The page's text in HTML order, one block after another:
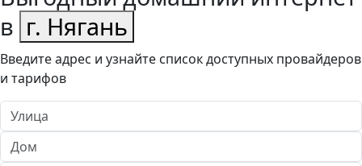
в г. Нягань
Введите адрес и узнайте список доступных провайдеров
и тарифов